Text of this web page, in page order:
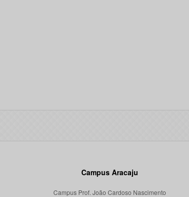
Campus Aracaju
Campus Prof. João Cardoso Nascimento